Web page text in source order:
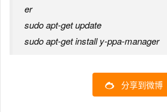
er
sudo apt-get update
sudo apt-get install y-ppa-manager
分享到微博